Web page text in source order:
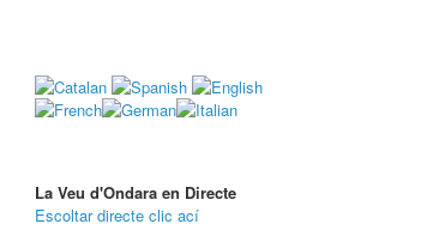
La Veu d'Ondara en Directe
Escoltar directe clic ací